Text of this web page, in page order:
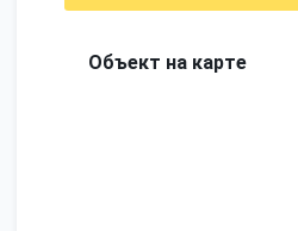
Объект на карте